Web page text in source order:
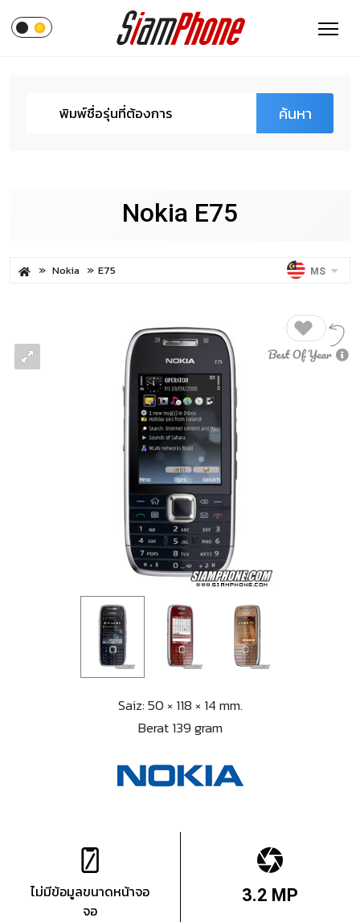
ค้นหา
Nokia E75
Nokia E75 MS
Saiz: 50 × 118 × 14 mm.
Berat 139 gram
ไม่มีข้อมูลขนาดหน้าจอ
จอ
3.2 MP